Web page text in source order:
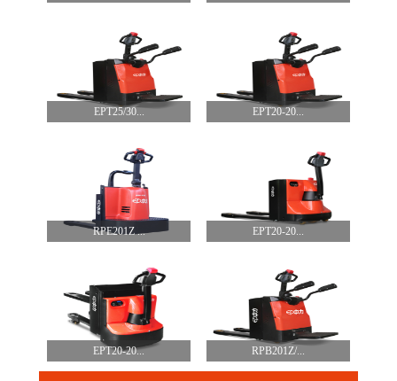
EPT25/30... EPT20-20...
RPE201Z ... EPT20-20...
EPT20-20... RPB201Z/...